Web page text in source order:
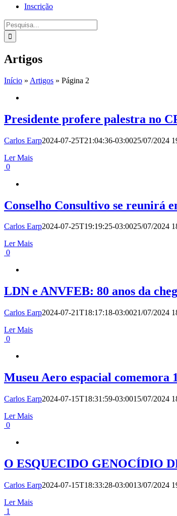
Inscrição
Procurar
por:
Artigos
Início » Artigos » Página 2
Presidente profere palestra no
Carlos Earp2024-07-25T21:04:36-03:0025/07/2024
Ler Mais
0
Conselho Consultivo se reunirá
Carlos Earp2024-07-25T19:19:25-03:0025/07/2024
Ler Mais
0
LDN e ANVFEB: 80 anos da
Carlos Earp2024-07-21T18:17:18-03:0021/07/2024
Ler Mais
0
Museu Aero espacial comemora
Carlos Earp2024-07-15T18:31:59-03:0015/07/2024
Ler Mais
0
O ESQUECIDO GENOCÍDIO
Carlos Earp2024-07-15T18:33:28-03:0013/07/2024
Ler Mais
1